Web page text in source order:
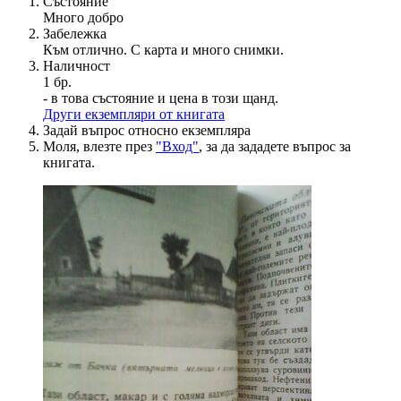
Много добро
Забележка
Към отлично. С карта и много снимки.
Наличност
1 бр.
- в това състояние и цена в този щанд.
Други екземпляри от книгата
Задай въпрос относно екземпляра
Моля, влезте през "Вход", за да зададете въпрос за
книгата.